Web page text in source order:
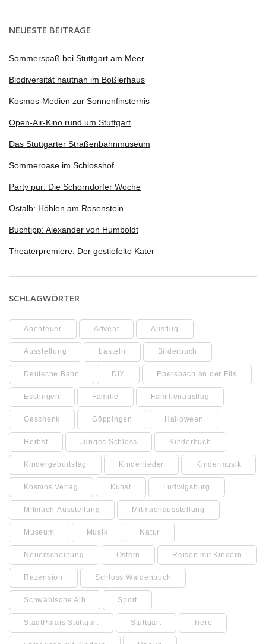
NEUESTE BEITRÄGE
Sommerspaß bei Stuttgart am Meer
Biodiversität hautnah im Boßlerhaus
Kosmos-Medien zur Sonnenfinsternis
Open-Air-Kino rund um Stuttgart
Das Stuttgarter Straßenbahnmuseum
Sommeroase im Schlosshof
Party pur: Die Schorndorfer Woche
Ostalb: Höhlen am Rosenstein
Buchtipp: Alexander von Humboldt
Theaterpremiere: Der gestiefelte Kater
SCHLAGWÖRTER
Abenteuer Advent Ausflug
Ausstellung basteln Bilderbuch
Deutsche Bahn DIY Ebersbach an der Fils
Esslingen Familie Familienausflug
Geschenk Göppingen Halloween
Herbst Junges Schloss Kinderbuch
Kindergeburtstag Kinderlieder Kindermusik
Kosmos Verlag Kunst Ludwigsburg
Mitmach-Ausstellung Mitmachausstellung
Museum Musik Natur
Neuerscheinung Ostern Reisen mit Kindern
Rezension Schloss Waldenbuch
Schwäbische Alb Sport
StadtPalais Stuttgart Stuttgart Tiere